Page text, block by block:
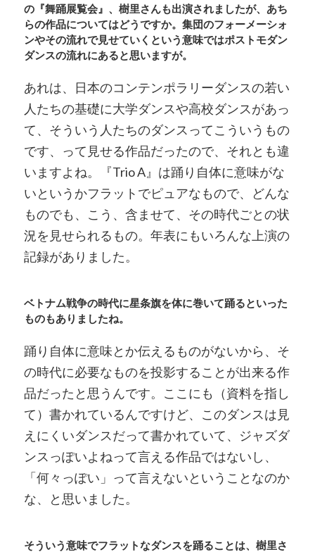
の『舞踊展覧会』、樹里さんも出演されましたが、あち
らの作品についてはどうですか。集団のフォーメーシォ
ンやその流れで見せていくという意味ではポストモダン
ダンスの流れにあると思いますが。
あれは、日本のコンテンポラリーダンスの若い
人たちの基礎に大学ダンスや高校ダンスがあっ
て、そういう人たちのダンスってこういうもの
です、って見せる作品だったので、それとも違
いますよね。『Trio A』は踊り自体に意味がな
いというかフラットでピュアなもので、どんな
ものでも、こう、含ませて、その時代ごとの状
況を見せられるもの。年表にもいろんな上演の
記録がありました。
ベトナム戦争の時代に星条旗を体に巻いて踊るといった
ものもありましたね。
踊り自体に意味とか伝えるものがないから、そ
の時代に必要なものを投影することが出来る作
品だったと思うんです。ここにも（資料を指し
て）書かれているんですけど、このダンスは見
えにくいダンスだって書かれていて、ジャズダ
ンスっぽいよねって言える作品ではないし、
「何々っぽい」って言えないということなのか
な、と思いました。
そういう意味でフラットなダンスを踊ることは、樹里さ